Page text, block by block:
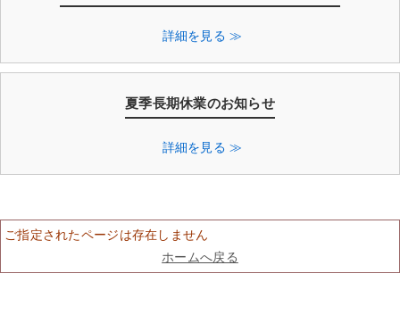
詳細を見る ≫
夏季長期休業のお知らせ
詳細を見る ≫
ご指定されたページは存在しません
ホームへ戻る